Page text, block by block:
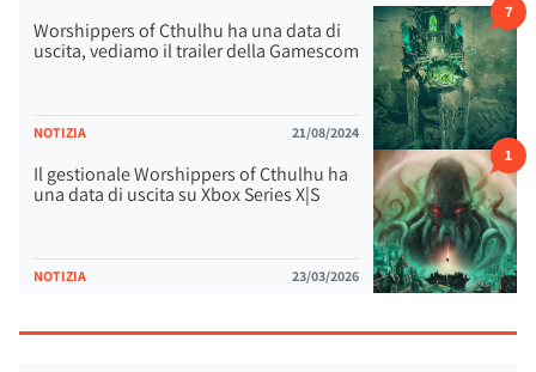
Worshippers of Cthulhu ha una data di
uscita, vediamo il trailer della Gamescom
NOTIZIA 21/08/2024
7
Il gestionale Worshippers of Cthulhu ha
una data di uscita su Xbox Series X|S
NOTIZIA 23/03/2026
1